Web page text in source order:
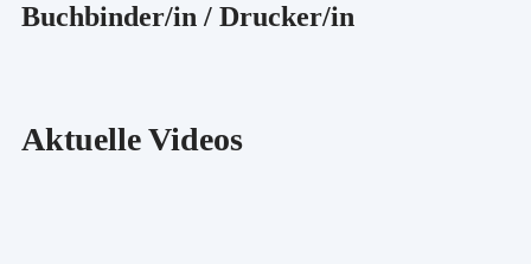
Buchbinder/in / Drucker/in
Aktuelle Videos